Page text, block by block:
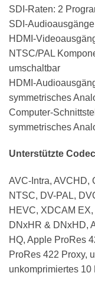
SDI-Raten: 2
SDI-
HDMI-
NTSC/PAL
umschaltbar
HDMI-
symmetrisches
Computer-
symmetrisches
Unterstützte
AVC-Intra, AVCHD,
NTSC, DV-PAL,
HEVC, XDCAM
DNxHR & DNxHD,
HQ, Apple ProRes
ProRes 422 Proxy,
unkomprimiertes 10